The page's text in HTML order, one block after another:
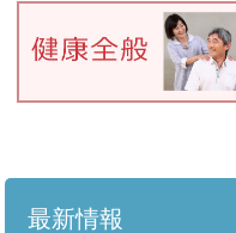
最新情報